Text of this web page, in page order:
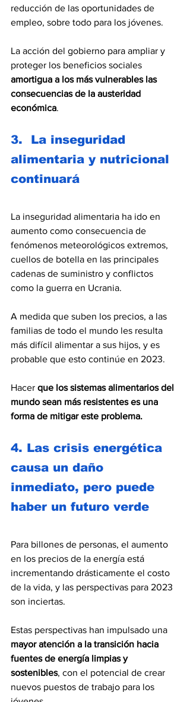
reducción de las oportunidades de
empleo, sobre todo para los jóvenes.
La acción del gobierno para ampliar y
proteger los beneficios sociales
amortigua a los más vulnerables las
consecuencias de la austeridad
económica.
3.  La inseguridad
alimentaria y nutricional
continuará
La inseguridad alimentaria ha ido en
aumento como consecuencia de
fenómenos meteorológicos extremos,
cuellos de botella en las principales
cadenas de suministro y conflictos
como la guerra en Ucrania.
A medida que suben los precios, a las
familias de todo el mundo les resulta
más difícil alimentar a sus hijos, y es
probable que esto continúe en 2023.
Hacer que los sistemas alimentarios del
mundo sean más resistentes es una
forma de mitigar este problema.
4. Las crisis energética
causa un daño
inmediato, pero puede
haber un futuro verde
Para billones de personas, el aumento
en los precios de la energía está
incrementando drásticamente el costo
de la vida, y las perspectivas para 2023
son inciertas.
Estas perspectivas han impulsado una
mayor atención a la transición hacia
fuentes de energía limpias y
sostenibles, con el potencial de crear
nuevos puestos de trabajo para los